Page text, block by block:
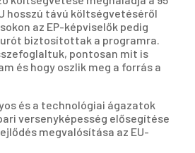
hosszú távú költségvetéséről
az EP-képviselők pedig
biztosítottak a programra.
pontosan mit is
és hogy oszlik meg a forrás a
és a technológiai ágazatok
versenyképesség elősegítése
megvalósítása az EU-